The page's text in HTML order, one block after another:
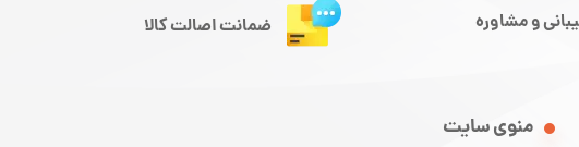
منوی سایت
و مشاوره ضمانت اصالت کالا